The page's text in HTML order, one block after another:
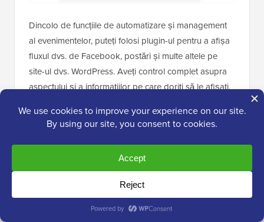
Dincolo de funcțiile de automatizare și management
al evenimentelor, puteți folosi plugin-ul pentru a afișa
fluxul dvs. de Facebook, postări și multe altele pe
site-ul dvs. WordPress. Aveți control complet asupra
aspectului și a informațiilor pe care doriți să le afișați.
Pentru mai multe detalii, consultați ghidul nostru
despre
cum să afișați evenimente Facebook pe site-ul
dumneavoastră WordPress.
Posibilitatea de a conecta calendarul cu